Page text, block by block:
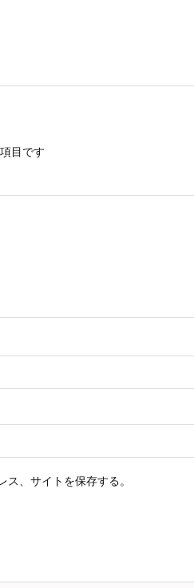
目です
、サイトを保存する。